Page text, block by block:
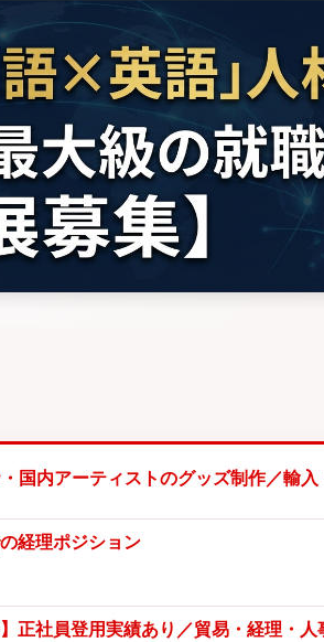
・国内アーティストのグッズ制作／輸
経理ポジション
】正社員登用実績あり／貿易・経理・